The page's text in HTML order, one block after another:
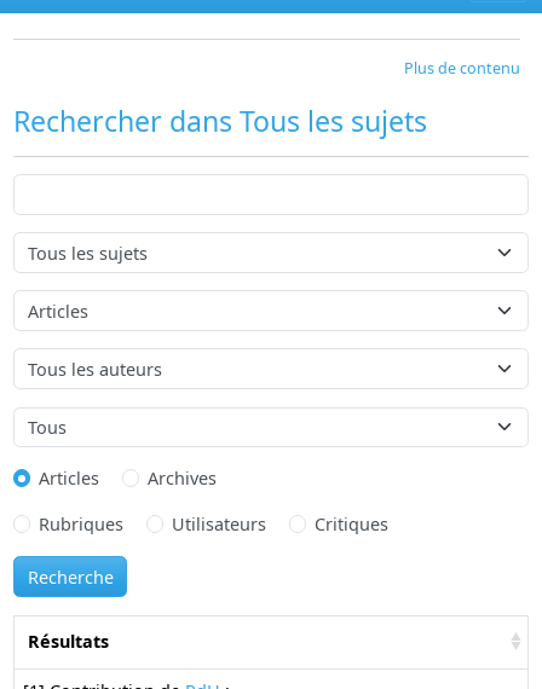
Plus de contenu
Rechercher dans Tous les sujets
Articles
Archives
Rubriques
Utilisateurs Critiques
Résultats